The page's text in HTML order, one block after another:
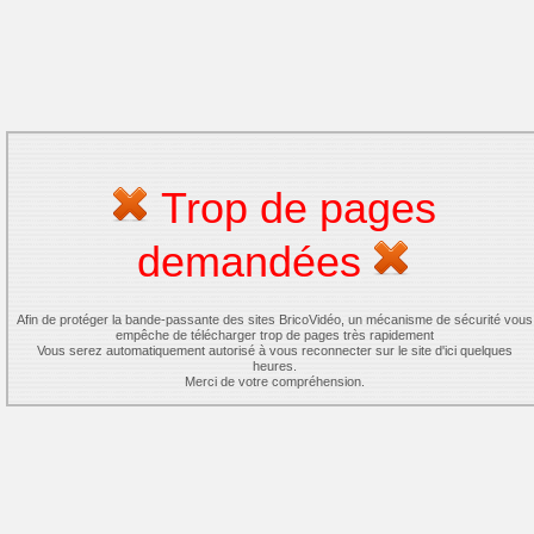
Trop de pages
demandées
Afin de protéger la bande-passante des sites BricoVidéo, un mécanisme de sécurité vous
empêche de télécharger trop de pages très rapidement
Vous serez automatiquement autorisé à vous reconnecter sur le site d'ici quelques
heures.
Merci de votre compréhension.